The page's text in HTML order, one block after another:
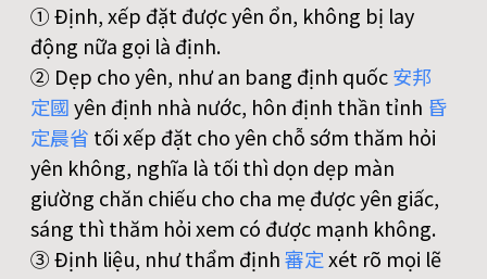
① Ðịnh, xếp đặt được yên ổn, không bị lay
động nữa gọi là định.
② Dẹp cho yên, như an bang định quốc安邦
定國yên định nhà nước, hôn định thần tỉnh 昏
定晨省 tối xếp đặt cho yên chỗ sớm thăm hỏi
yên không, nghĩa là tối thì dọn dẹp màn
giường chăn chiếu cho cha mẹ được yên giấc,
sáng thì thăm hỏi xem có được mạnh không.
③ Ðịnh liệu, như thẩm định審定xét rõ mọi lẽ